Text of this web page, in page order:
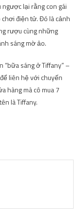
lại rằng con gái
điện tử. Đó là cảnh
rượu cùng những
sáng mờ ảo.
“bữa sáng ở Tiffany” –
liên hệ với chuyến
hàng mà cô mua 7
là Tiffany.